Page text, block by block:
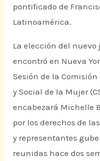
pontificado de
Latinoamérica.
La elección del nuevo
encontró en Nueva
Sesión de la
y Social de la Mujer
encabezará Michelle
por los derechos de
y representantes
reunidas hace dos